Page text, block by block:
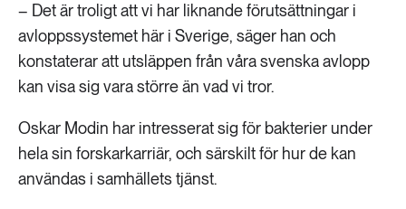
– Det är troligt att vi har liknande förutsättningar i
avloppssystemet här i Sverige, säger han och
konstaterar att utsläppen från våra svenska avlopp
kan visa sig vara större än vad vi tror.
Oskar Modin har intresserat sig för bakterier under
hela sin forskarkarriär, och särskilt för hur de kan
användas i samhällets tjänst.